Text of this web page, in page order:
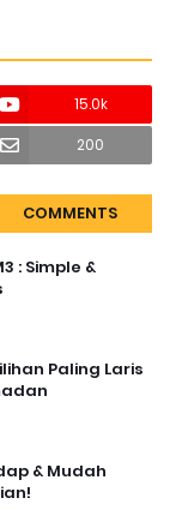
15.0k
200
COMMENTS
: Simple &
Paling Laris
& Mudah